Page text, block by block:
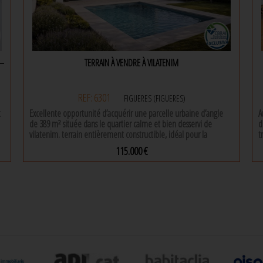
TERRAIN À VENDRE À VILATENIM
REF: 6301 FIGUERES (FIGUERES)
Excellente opportunité d’acquérir une parcelle urbaine d’angle
de 389 m² située dans le quartier calme et bien desservi de
vilatenim. terrain entièrement constructible, idéal pour la
réalisation d’une maison individuelle moderne avec jardin,
piscine et tous les services en bordure de rue.
115.000 €